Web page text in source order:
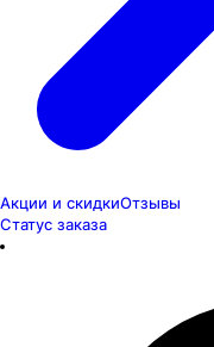
Акции и скидкиОтзывы
Статус заказа